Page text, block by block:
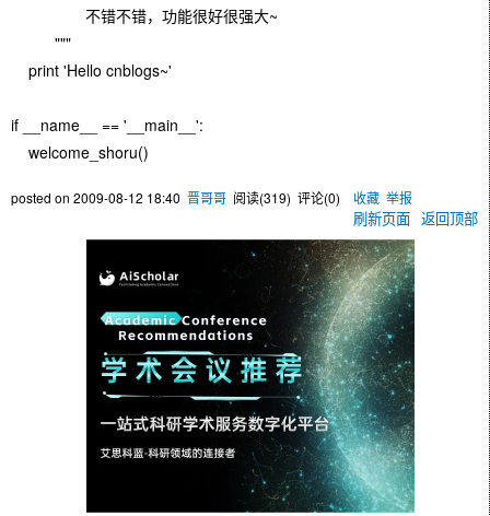
不错不错，功能很好很强大~
"""
print 'Hello cnblogs~'
if __name__ == '__main__':
welcome_shoru()
posted on 2009-08-12 18:40 晋哥哥 阅读(319) 评论(0) 收藏 举报
刷新页面 返回顶部